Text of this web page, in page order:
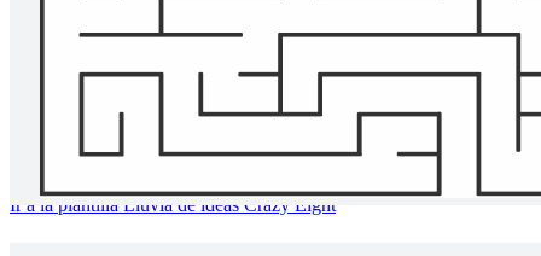
Lluvia de ideas Crazy Eight
Ir a la plantilla Lluvia de ideas Crazy Eight